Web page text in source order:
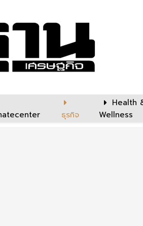
ธุรกิจ
Health
Wellness